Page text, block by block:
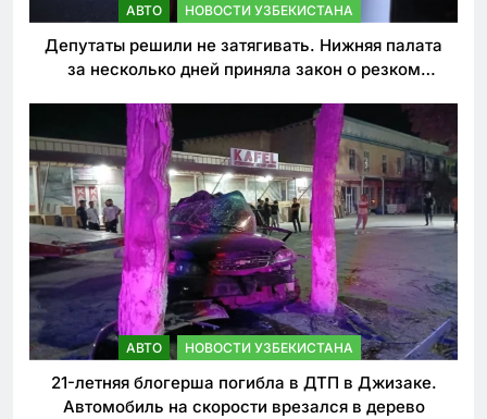
АВТО НОВОСТИ УЗБЕКИСТАНА
Депутаты решили не затягивать. Нижняя палата
за несколько дней приняла закон о резком
АВТО НОВОСТИ УЗБЕКИСТАНА
21-летняя блогерша погибла в ДТП в Джизаке.
Автомобиль на скорости врезался в дерево